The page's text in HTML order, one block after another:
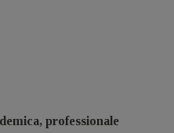
professionale